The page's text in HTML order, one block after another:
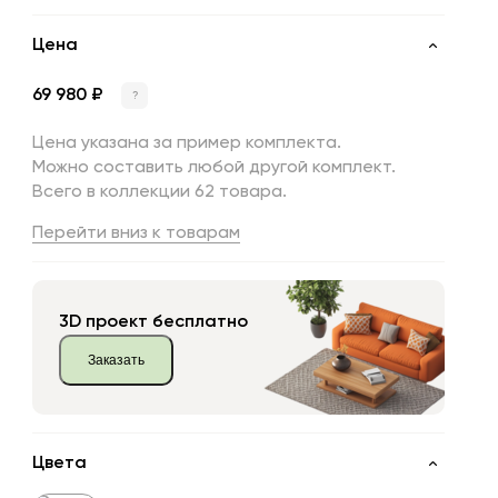
Цена
69 980 ₽ ?
Цена указана за пример комплекта.
Можно составить любой другой комплект.
Всего в коллекции 62 товара.
Перейти вниз к товарам
3D проект бесплатно
Заказать
Цвета